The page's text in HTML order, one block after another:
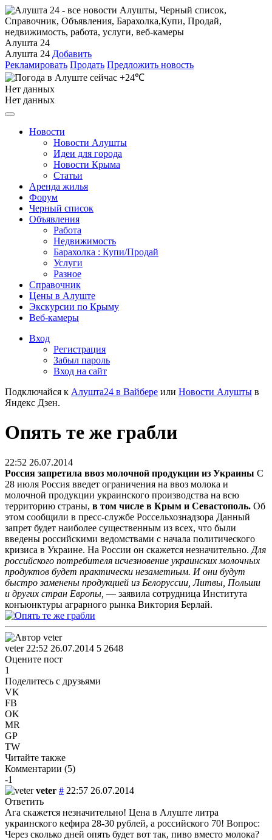
Алушта 24
Алушта 24 Добавить
Рекламировать Продать Предложить новость
+24℃
Нет данных
Нет данных
Новости
Новости Алушты
Идеи для города
Новости Крыма
Статьи
Аренда жилья
Форум
Черный список
Объявления
Работа
Недвижимость
Барахолка : Купи/Продай
Услуги
Разное
Справочник
Цены в Алуште
Экскурсии по Крыму
Веб-камеры
Вход
Регистрация
Забыл пароль
Вход на сайт
Подключайся к Алушта24 в Вайбере или Новости Алушты в
Яндекс Дзен.
Опять те же грабли
22:52 26.07.2014
Россия запретила ввоз молочной продукции из Украины С
28 июля Россия введет ограничения на ввоз молока и
молочной продукции украинского производства на всю
территорию страны, в том числе в Крым и Севастополь. Об
этом сообщили в пресс-службе Россельхознадзора Данный
запрет будет наиболее существенным из всех, что были
введены российскими ведомствами с начала политического
кризиса в Украине. На России он скажется незначительно. Для
российского потребителя исчезновение украинских молочных
продуктов будет практически незаметным. И они будут
быстро заменены продукцией из Белоруссии, Литвы, Польши
и других стран Европы, — заявила сотрудница Института
конъюнктуры аграрного рынка Виктория Берлай.
veter 22:52 26.07.2014 5 2648
Оцените пост
1
Поделитесь с друзьями
VK
FB
OK
MR
GP
TW
Читайте также
Комментарии (5)
-1
veter # 22:57 26.07.2014
Ответить
Ага скажется незначительно! Цена в Алуште литра
украинского кефира 28-30 рублей, а российского 70! Вопрос:
Через сколько дней опять будет вот так, пиво вместо молока?